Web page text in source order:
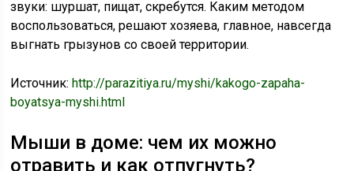
звуки: шуршат, пищат, скребутся. Каким методом
воспользоваться, решают хозяева, главное, навсегда
выгнать грызунов со своей территории.
Источник:http://parazitiya.ru/myshi/kakogo-zapaha-
boyatsya-myshi.html
Мыши в доме: чем их можно
отравить и как отпугнуть?